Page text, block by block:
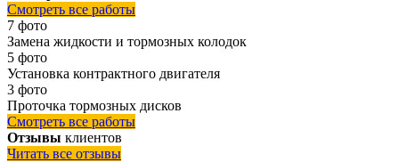
Смотреть все работы
7 фото
Замена жидкости и тормозных колодок
5 фото
Установка контрактного двигателя
3 фото
Проточка тормозных дисков
Смотреть все работы
Отзывы клиентов
Читать все отзывы